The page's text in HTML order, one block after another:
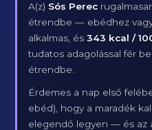
A(z) Sós Perec
étrendbe — ebédhez
alkalmas, és343 kcal /
tudatos adagolással fér
étrendbe.
Érdemes a nap első
ebéd), hogy a maradék
elegendő legyen — és az